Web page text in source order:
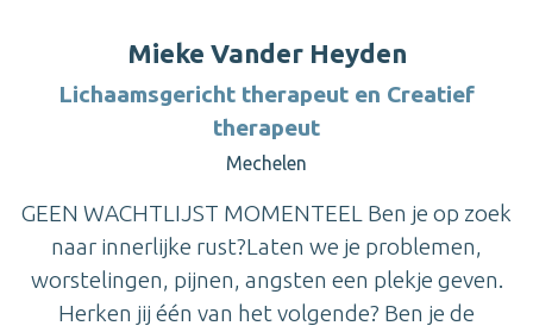
Mieke Vander Heyden
Lichaamsgericht therapeut en Creatief
therapeut
Mechelen
GEEN WACHTLIJST MOMENTEEL Ben je op zoek
naar innerlijke rust?Laten we je problemen,
worstelingen, pijnen, angsten een plekje geven.
Herken jij één van het volgende? Ben je de